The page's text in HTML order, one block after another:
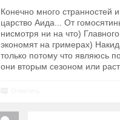
Конечно много странностей
царство Аида... От
нисмотря ни на что)
экономят на гримерах)
только потому что являюсь
они вторым сезоном или